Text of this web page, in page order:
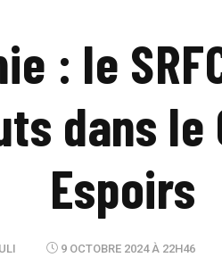
: le
dans le
Espoirs
9 OCTOBRE 2024 À 22H46